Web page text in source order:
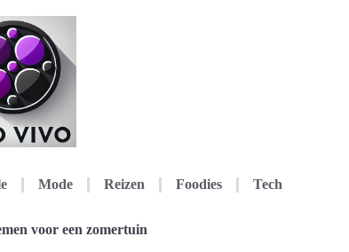
Mode Reizen Foodies Tech
voor een zomertuin